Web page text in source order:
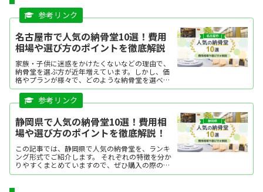
名古屋市で人気の納骨堂10選！費用
相場や選び方のポイントを徹底解説
家族・子供に迷惑をかけたくないなどの理由で、
納骨堂を選ぶ方が近年増えています。しかし、価
格やプランが様々で、どのような納骨堂を選べば
よいか迷う方も多いですよね。この記事では名古
屋市で人気の納骨堂を、ランキング形式にてご紹
介します。それぞれの特徴を分かりやすくまとめ
い。
静岡県で人気の納骨堂10選！費用相
場や選び方のポイントを徹底解説！
この記事では、静岡県で人気の納骨堂を、ランキ
ング形式でご紹介します。 それぞれの特徴を分か
りやすくまとめていますので、ぜひ購入の際の参
考にしてください。気になる納骨堂があった場合